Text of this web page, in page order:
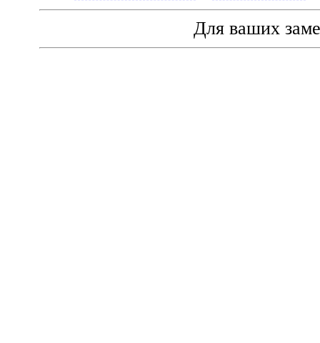
Для ваших